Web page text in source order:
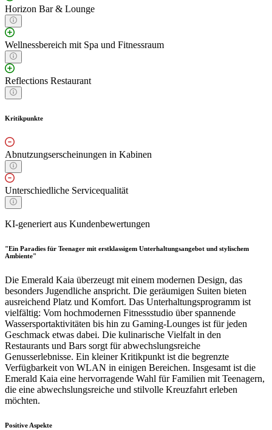
Horizon Bar & Lounge
Wellnessbereich mit Spa und Fitnessraum
Reflections Restaurant
Kritikpunkte
Abnutzungserscheinungen in Kabinen
Unterschiedliche Servicequalität
KI-generiert aus Kundenbewertungen
"Ein Paradies für Teenager mit erstklassigem Unterhaltungsangebot und stylischem
Ambiente"
Die Emerald Kaia überzeugt mit einem modernen Design, das
besonders Jugendliche anspricht. Die geräumigen Suiten bieten
ausreichend Platz und Komfort. Das Unterhaltungsprogramm ist
vielfältig: Vom hochmodernen Fitnessstudio über spannende
Wassersportaktivitäten bis hin zu Gaming-Lounges ist für jeden
Geschmack etwas dabei. Die kulinarische Vielfalt in den
Restaurants und Bars sorgt für abwechslungsreiche
Genusserlebnisse. Ein kleiner Kritikpunkt ist die begrenzte
Verfügbarkeit von WLAN in einigen Bereichen. Insgesamt ist die
Emerald Kaia eine hervorragende Wahl für Familien mit Teenagern,
die eine abwechslungsreiche und stilvolle Kreuzfahrt erleben
möchten.
Positive Aspekte